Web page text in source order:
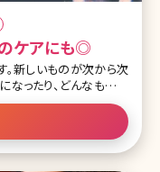
ケアにも◎
新しいものが次から次
ったり、どんなものが
するほどです。 今回は
ます。その効果はニキビ
さまざまな症状に及び